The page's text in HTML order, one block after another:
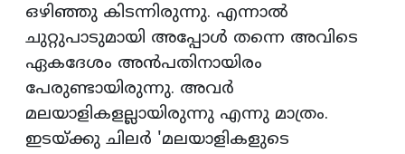
ഒഴിഞ്ഞു കിടന്നിരുന്നു. എന്നാൽ
ചുറ്റുപാടുമായി അപ്പോൾ തന്നെ അവിടെ
ഏകദേശം അൻപതിനായിരം
പേരുണ്ടായിരുന്നു. അവർ
മലയാളികളല്ലായിരുന്നു എന്നു മാത്രം.
ഇടയ്ക്കു ചിലർ 'മലയാളികളുടെ